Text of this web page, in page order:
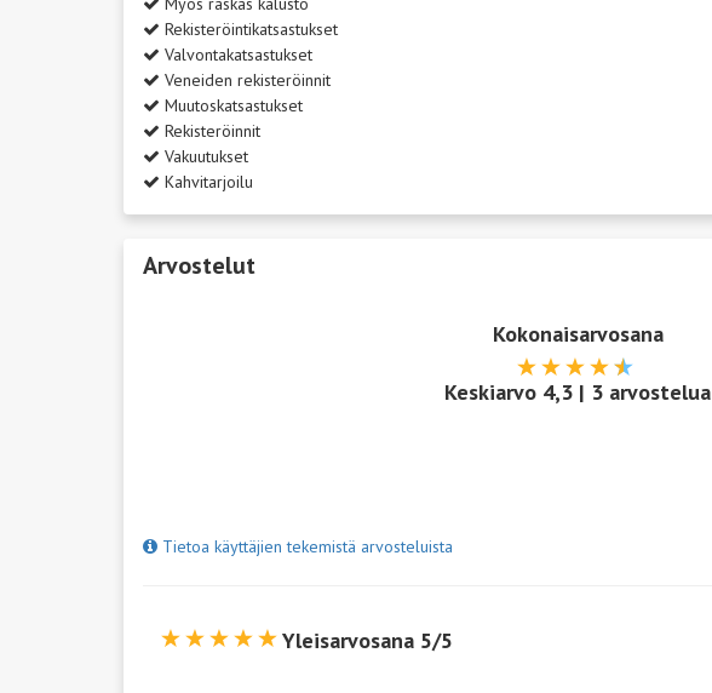
Rekisteröintikatsastukset
Valvontakatsastukset
Veneiden rekisteröinnit
Muutoskatsastukset
Rekisteröinnit
Vakuutukset
Kahvitarjoilu
Arvostelut
Kokonaisarvosana
Keskiarvo 4,3 | 3 arvostelua
Tietoa käyttäjien tekemistä arvosteluista
Yleisarvosana 5/5